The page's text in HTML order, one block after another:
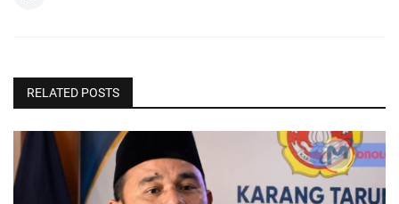
RELATED POSTS